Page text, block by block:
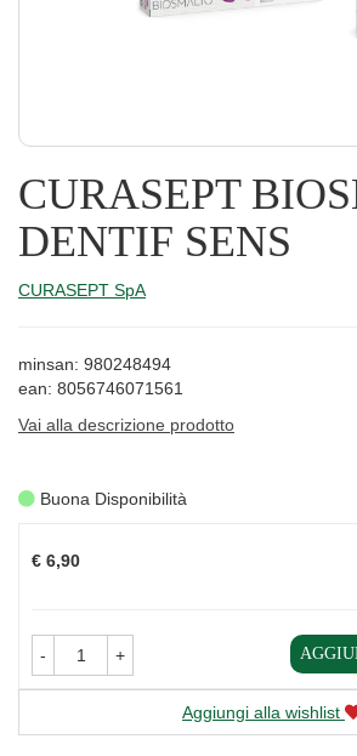
CURASEPT
DENTIF SENS
CURASEPT SpA
minsan: 980248494
ean: 8056746071561
Vai alla descrizione prodotto
Buona Disponibilità
€ 6,90
- +
Aggiungi alla wishlist